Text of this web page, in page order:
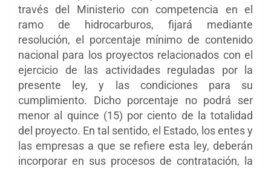
través del Ministerio con competencia en el
ramo de hidrocarburos, fijará mediante
resolución, el porcentaje mínimo de contenido
nacional para los proyectos relacionados con el
ejercicio de las actividades reguladas por la
presente ley, y las condiciones para su
cumplimiento. Dicho porcentaje no podrá ser
menor al quince (15) por ciento de la totalidad
del proyecto. En tal sentido, el Estado, los entes y
las empresas a que se refiere esta ley, deberán
incorporar en sus procesos de contratación, la